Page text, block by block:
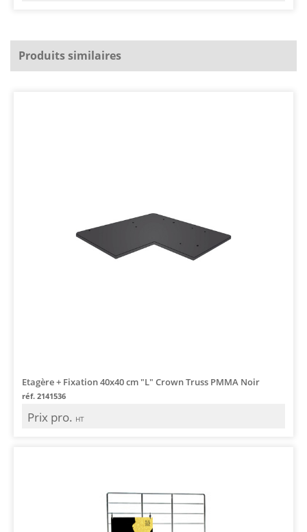
Produits similaires
Etagère + Fixation 40x40 cm "L" Crown Truss PMMA Noir
réf. 2141536
Prix pro. HT